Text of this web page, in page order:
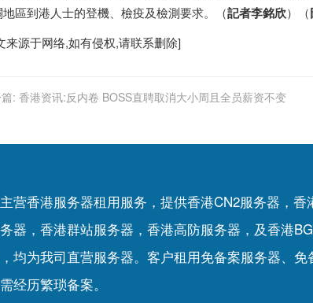
區到港人士的登機、檢疫及檢測要求。（記者李銘欣）（
来源于网络,如有侵权,请联系删除]
: 香港资讯:反内卷 BOSS直聘取消大小周且全员薪资不变
营香港服务器租用服务，提供香港CN2服务器，
器，香港群站服务器，香港高防服务器，及香港
均为我司直营服务器。客户租用免备案服务器、 免
经历繁琐备案。